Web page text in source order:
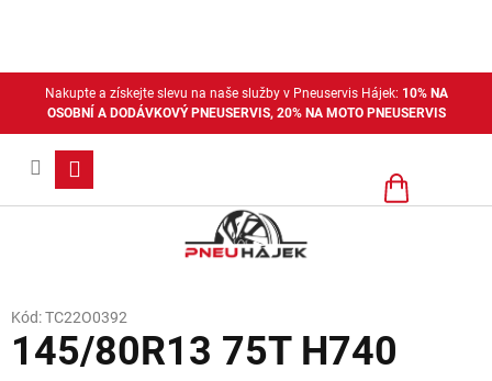
Nakupte a získejte slevu na naše služby v Pneuservis Hájek: 10% NA
OSOBNÍ A DODÁVKOVÝ PNEUSERVIS, 20% NA MOTO PNEUSERVIS
Nákupní
145/80R13 75T H740
Kód:TC22O0392